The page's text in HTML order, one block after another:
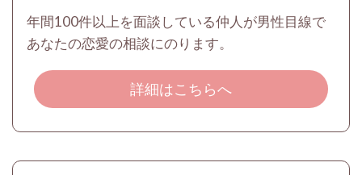
年間100件以上を面談している仲人が男性目線で
あなたの恋愛の相談にのります。
詳細はこちらへ